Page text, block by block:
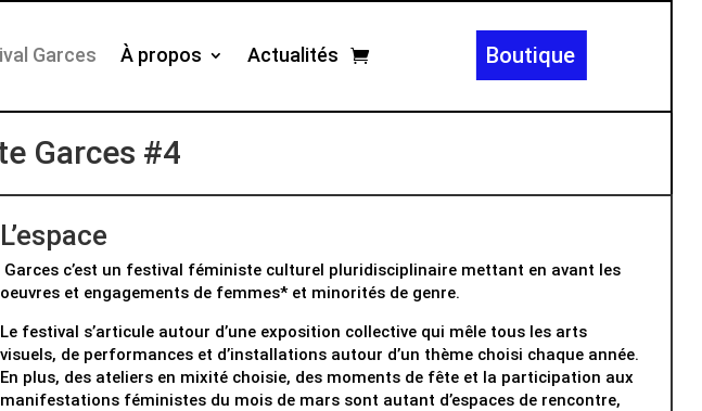
Garces À propos Actualités Boutique
Garces #4
L’espace
Garces c’est un festival féministe culturel pluridisciplinaire mettant en avant les
oeuvres et engagements de femmes* et minorités de genre.
Le festival s’articule autour d’une exposition collective qui mêle tous les arts
visuels, de performances et d’installations autour d’un thème choisi chaque année.
En plus, des ateliers en mixité choisie, des moments de fête et la participation aux
manifestations féministes du mois de mars sont autant d’espaces de rencontre,